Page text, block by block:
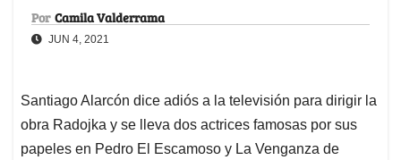
Por Camila Valderrama
JUN 4, 2021
Santiago Alarcón dice adiós a la televisión para dirigir la
obra Radojka y se lleva dos actrices famosas por sus
papeles en Pedro El Escamoso y La Venganza de